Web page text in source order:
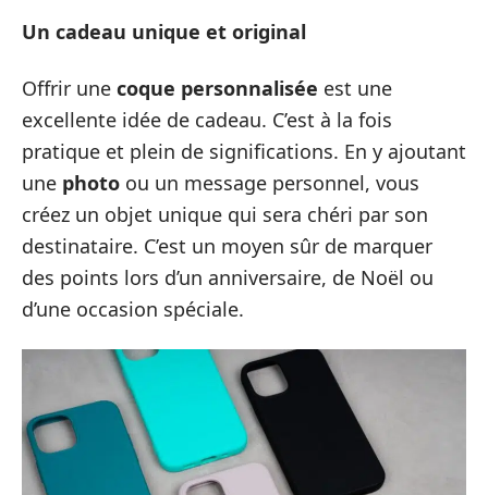
Un cadeau unique et original
Offrir une coque personnalisée est une
excellente idée de cadeau. C’est à la fois
pratique et plein de significations. En y ajoutant
une photo ou un message personnel, vous
créez un objet unique qui sera chéri par son
destinataire. C’est un moyen sûr de marquer
des points lors d’un anniversaire, de Noël ou
d’une occasion spéciale.